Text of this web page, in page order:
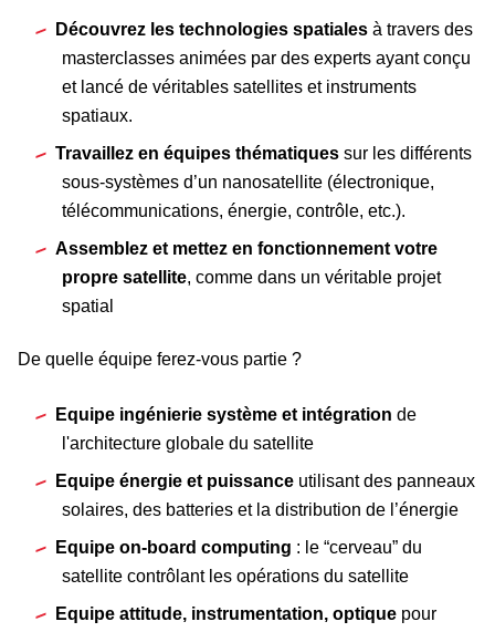
Découvrez les technologies spatiales à travers des
masterclasses animées par des experts ayant conçu
et lancé de véritables satellites et instruments
spatiaux.
Travaillez en équipes thématiques sur les différents
sous-systèmes d’un nanosatellite (électronique,
télécommunications, énergie, contrôle, etc.).
Assemblez et mettez en fonctionnement votre
propre satellite, comme dans un véritable projet
spatial
De quelle équipe ferez-vous partie ?
Equipe ingénierie système et intégrationde
l'architecture globale du satellite
Equipe énergie et puissance utilisant des panneaux
solaires, des batteries et la distribution de l’énergie
Equipe on-board computing : le “cerveau” du
satellite contrôlant les opérations du satellite
Equipe attitude, instrumentation, optique pour